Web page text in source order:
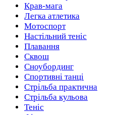
Крав-мага
Легка атлетика
Мотоспорт
Настільний теніс
Плавання
Сквош
Сноубординг
Спортивні танці
Стрільба практична
Стрільба кульова
Теніс